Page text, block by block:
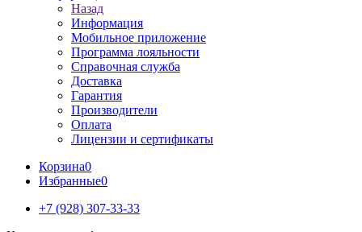
Назад
Информация
Мобильное приложение
Программа лояльности
Справочная служба
Доставка
Гарантия
Производители
Оплата
Лицензии и сертификаты
Корзина0
Избранные0
+7 (928) 307-33-33